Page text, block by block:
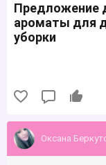
Предложение
ароматы для
уборки
Оксана